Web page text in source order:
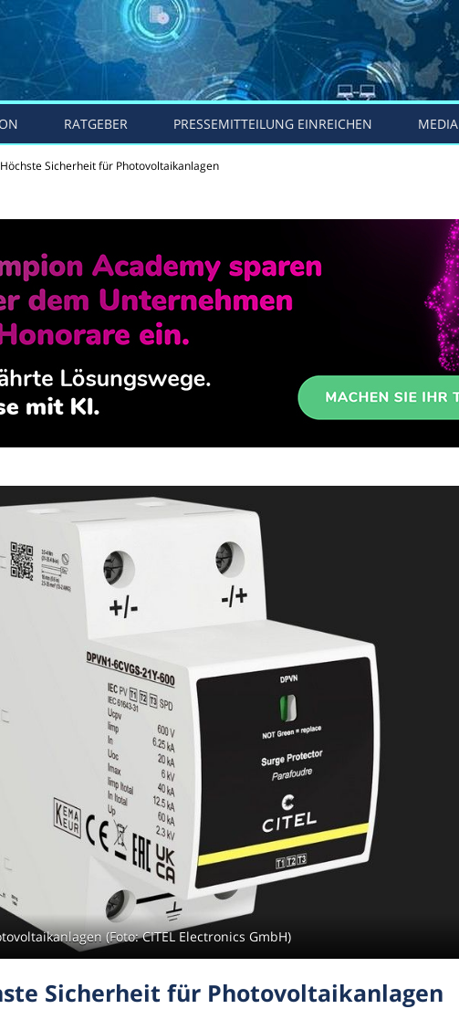
RATGEBER PRESSEMITTEILUNG EINREICHEN MEDIA
Sicherheit für Photovoltaikanlagen
(Foto: CITEL Electronics GmbH)
Sicherheit für Photovoltaikanlagen